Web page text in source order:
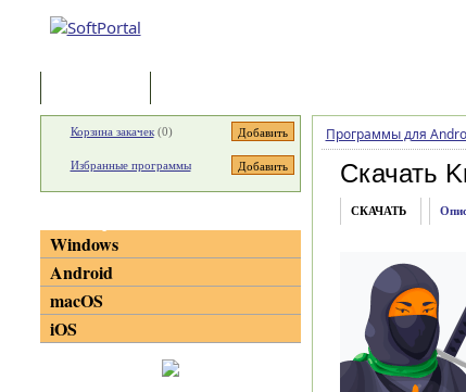
Программы для
Скачать
СКАЧАТЬ
Корзина закачек(0)
Избранные программы
Windows
Android
macOS
iOS